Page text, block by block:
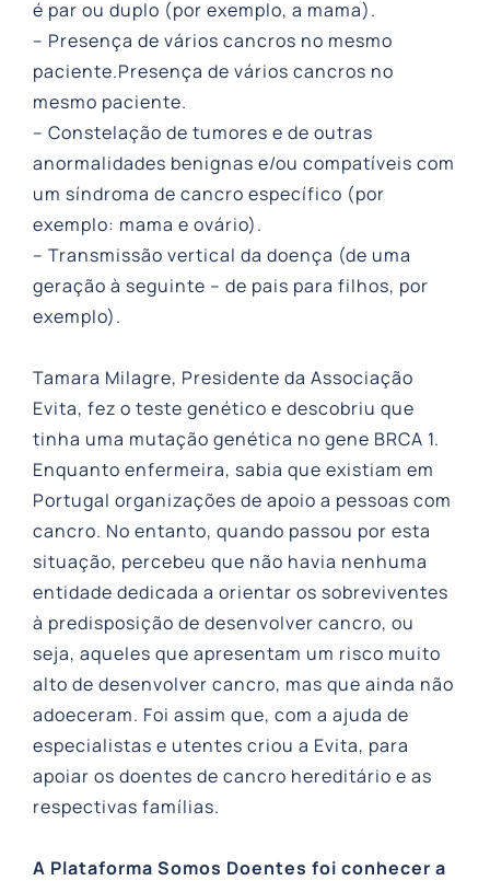
é par ou duplo (por exemplo, a mama).
– Presença de vários cancros no mesmo
paciente.Presença de vários cancros no
mesmo paciente.
– Constelação de tumores e de outras
anormalidades benignas e/ou compatíveis com
um síndroma de cancro específico (por
exemplo: mama e ovário).
– Transmissão vertical da doença (de uma
geração à seguinte – de pais para filhos, por
exemplo).
Tamara Milagre, Presidente da Associação
Evita, fez o teste genético e descobriu que
tinha uma mutação genética no gene BRCA 1.
Enquanto enfermeira, sabia que existiam em
Portugal organizações de apoio a pessoas com
cancro. No entanto, quando passou por esta
situação, percebeu que não havia nenhuma
entidade dedicada a orientar os sobreviventes
à predisposição de desenvolver cancro, ou
seja, aqueles que apresentam um risco muito
alto de desenvolver cancro, mas que ainda não
adoeceram. Foi assim que, com a ajuda de
especialistas e utentes criou a Evita, para
apoiar os doentes de cancro hereditário e as
respectivas famílias.
A Plataforma Somos Doentes foi conhecer a